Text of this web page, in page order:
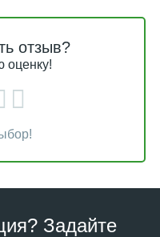
отзыв?
оценку!
Задайте